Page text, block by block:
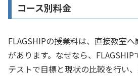
コース別料金
FLAGSHIPの授業料は、直接教室
があります。なぜなら、
テストで目標と現状の比較を行い